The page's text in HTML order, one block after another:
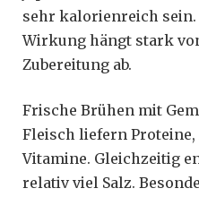
sehr kalorienreich
Wirkung hängt stark
Zubereitung ab.
Frische Brühen mit
Fleisch liefern
Vitamine. Gleichzeitig
relativ viel Salz.